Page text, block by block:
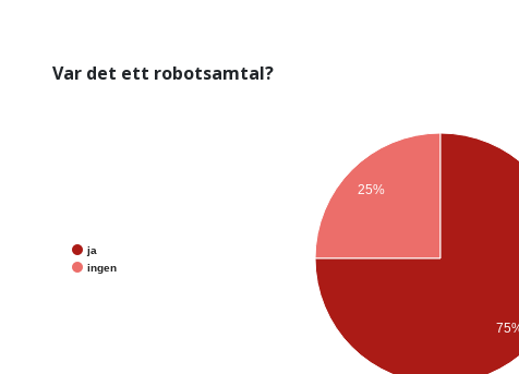
Var det ett robotsamtal?
ja
ingen
25%